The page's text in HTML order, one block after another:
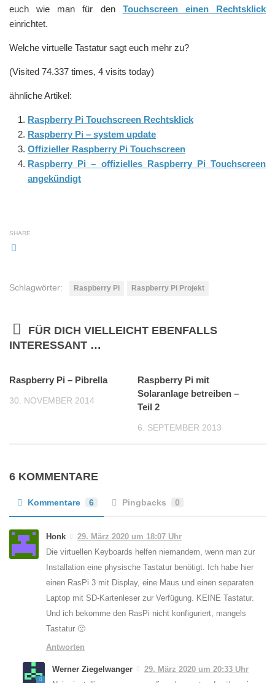
euch wie man für den Touchscreen einen Rechtsklick
einrichtet.
Welche virtuelle Tastatur sagt euch mehr zu?
(Visited 74.337 times, 4 visits today)
ähnliche Artikel:
Raspberry Pi Touchscreen Rechtsklick
Raspberry Pi – system update
Offizieller Raspberry Pi Touchscreen
Raspberry Pi – offizielles Raspberry Pi Touchscreen
angekündigt
SHARE
Schlagwörter: Raspberry Pi Raspberry Pi Projekt
FÜR DICH VIELLEICHT EBENFALLS
INTERESSANT …
Raspberry Pi – Pibrella
30. NOVEMBER 2014
Raspberry Pi mit
Solaranlage betreiben –
Teil 2
6. SEPTEMBER 2013
6 KOMMENTARE
Kommentare 6 Pingbacks 0
Honk
29. März 2020 um 18:07 Uhr
Die virtuellen Keyboards helfen niemandem, wenn man zur
Installation eine physische Tastatur benötigt. Ich habe hier
einen RasPi 3 mit Display, eine Maus und einen separaten
Laptop mit SD-Kartenleser zur Verfügung. KEINE Tastatur.
Und ich bekomme den RasPi nicht konfiguriert, mangels
Tastatur 🙁
Antworten
Werner Ziegelwanger
29. März 2020 um 20:33 Uhr